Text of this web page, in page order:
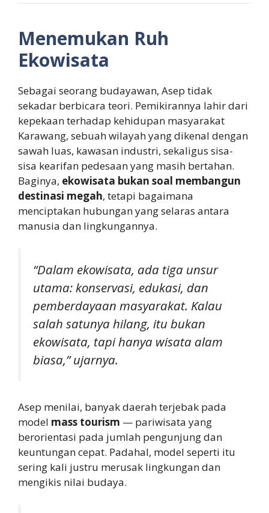
Menemukan Ruh
Ekowisata
Sebagai seorang budayawan, Asep tidak
sekadar berbicara teori. Pemikirannya lahir dari
kepekaan terhadap kehidupan masyarakat
Karawang, sebuah wilayah yang dikenal dengan
sawah luas, kawasan industri, sekaligus sisa-
sisa kearifan pedesaan yang masih bertahan.
Baginya, ekowisata bukan soal membangun
destinasi megah, tetapi bagaimana
menciptakan hubungan yang selaras antara
manusia dan lingkungannya.
“Dalam ekowisata, ada tiga unsur
utama: konservasi, edukasi, dan
pemberdayaan masyarakat. Kalau
salah satunya hilang, itu bukan
ekowisata, tapi hanya wisata alam
biasa,” ujarnya.
Asep menilai, banyak daerah terjebak pada
model mass tourism — pariwisata yang
berorientasi pada jumlah pengunjung dan
keuntungan cepat. Padahal, model seperti itu
sering kali justru merusak lingkungan dan
mengikis nilai budaya.